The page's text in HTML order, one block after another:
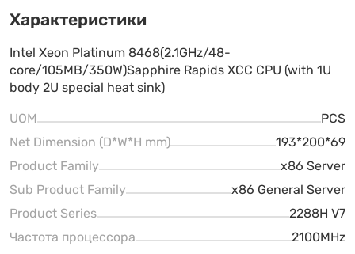
Характеристики
Intel Xeon Platinum 8468(2.1GHz/48-
core/105MB/350W)Sapphire Rapids XCC CPU (with 1U
body 2U special heat sink)
UOM
PCS
Net Dimension (D*W*H mm)
193*200*69
Product Family
x86 Server
Sub Product Family
x86 General Server
Product Series
2288H V7
Частота процессора
2100MHz